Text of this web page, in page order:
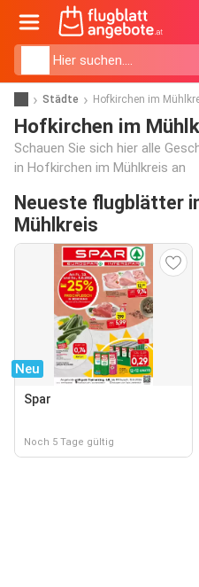
Städte Hofkirchen im
Hofkirchen im
Schauen Sie sich hier alle
in Hofkirchen im Mühlkreis an
Neueste flugblätter
Mühlkreis
Neu
Spar
Noch 5 Tage gültig